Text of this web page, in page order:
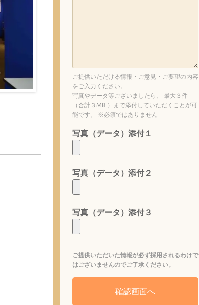
ご提供いただける情報・ご意見・ご要望の内容
をご入力ください。
写真やデータ等ございましたら、 最大３件
（合計３MB ）まで添付していただくことが可
能です。 ※必須ではありません
写真（データ）添付１
写真（データ）添付２
写真（データ）添付３
ご提供いただいた情報が必ず採用されるわけで
はございませんのでご了承ください。